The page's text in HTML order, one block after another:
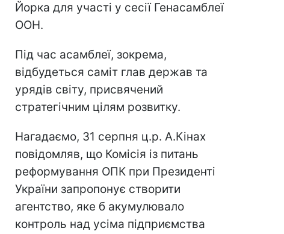
Йорка для участі у сесії Генасамблеї
ООН.
Під час асамблеї, зокрема,
відбудеться саміт глав держав та
урядів світу, присвячений
стратегічним цілям розвитку.
Нагадаємо, 31 серпня ц.р. А.Кінах
повідомляв, що Комісія із питань
реформування ОПК при Президенті
України запропонує створити
агентство, яке б акумулювало
контроль над усіма підприємства